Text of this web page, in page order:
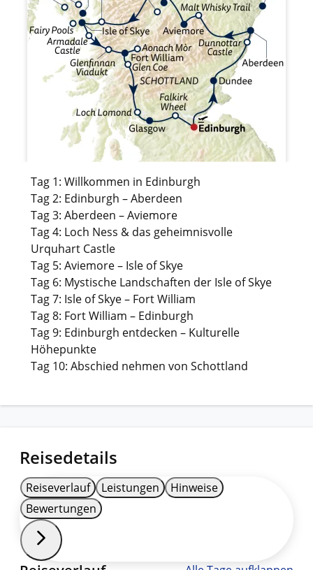
Tag 1: Willkommen in Edinburgh
Tag 2: Edinburgh – Aberdeen
Tag 3: Aberdeen – Aviemore
Tag 4: Loch Ness & das geheimnisvolle
Urquhart Castle
Tag 5: Aviemore – Isle of Skye
Tag 6: Mystische Landschaften der Isle of Skye
Tag 7: Isle of Skye – Fort William
Tag 8: Fort William – Edinburgh
Tag 9: Edinburgh entdecken – Kulturelle
Höhepunkte
Tag 10: Abschied nehmen von Schottland
Reisedetails
Reiseverlauf Leistungen
Hinweise
Bewertungen